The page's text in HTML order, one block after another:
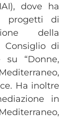
dove ha
progetti di
della
Consiglio di
su “Donne,
Ha inoltre
in